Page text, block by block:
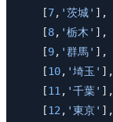
    [
7, '茨城' ],
    [
8, '栃木' ],
    [
9, '群馬' ],
    [
10, '埼玉' ],
    [
11 , '千葉' ],
    [
12 , '東京' ],